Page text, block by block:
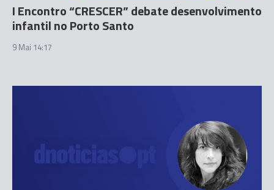
I Encontro “CRESCER” debate desenvolvimento
infantil no Porto Santo
9 Mai 14:17